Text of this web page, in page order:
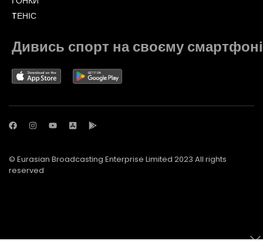
TЕНІС
Дивись спорт на своєму смартфоні
© Eurasian Broadcasting Enterprise Limited 2023 All rights
reserved